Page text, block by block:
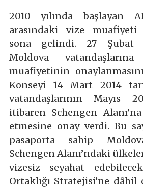
2010 yılında başlayan
arasındaki vize muafiyeti
sona gelindi. 27 Şubat
Moldova
muafiyetinin
Konseyi 14 Mart 2014
vatandaşlarının Mayıs
itibaren Schengen
etmesine onay verdi. Bu
pasaporta sahip
Schengen Alanı’ndaki
vizesiz seyahat
Ortaklığı Stratejisi’ne